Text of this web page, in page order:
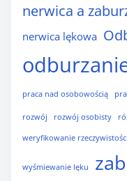
nerwica a
nerwica lękowa
praca nad osobowością
rozwój rozwój osobisty
weryfikowanie rzeczywistości
wyśmiewanie lęku